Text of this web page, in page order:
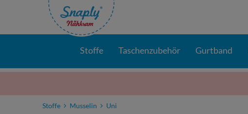
Stoffe Taschenzubehör Gurtband
Stoffe Musselin Uni